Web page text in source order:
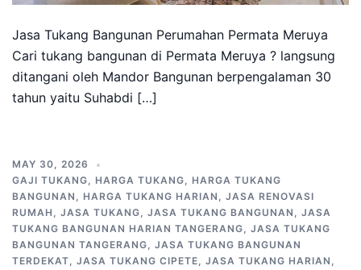
Jasa Tukang Bangunan Perumahan Permata Meruya
Cari tukang bangunan di Permata Meruya ? langsung
ditangani oleh Mandor Bangunan berpengalaman 30
tahun yaitu Suhabdi […]
MAY 30, 2026
GAJI TUKANG, HARGA TUKANG, HARGA TUKANG
BANGUNAN , HARGA TUKANG HARIAN , JASA RENOVASI
RUMAH , JASA TUKANG, JASA TUKANG BANGUNAN , JASA
TUKANG BANGUNAN HARIAN TANGERANG, JASA TUKANG
BANGUNAN TANGERANG, JASA TUKANG BANGUNAN
TERDEKAT, JASA TUKANG CIPETE, JASA TUKANG HARIAN ,